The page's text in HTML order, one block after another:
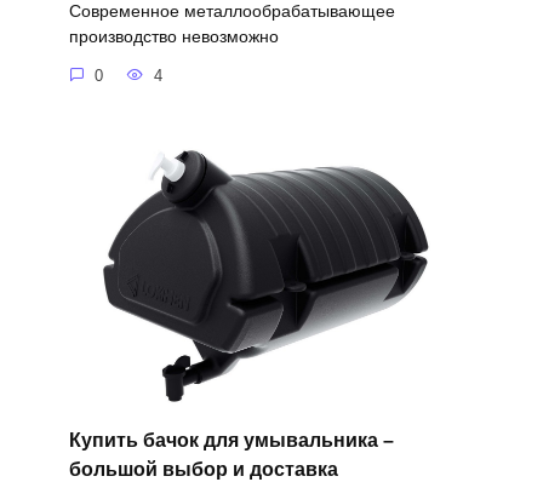
Современное металлообрабатывающее
производство невозможно
0 4
Купить бачок для умывальника –
большой выбор и доставка